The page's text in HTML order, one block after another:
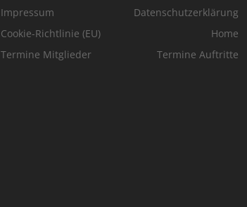
Impressum
Datenschutzerklärung
Cookie-Richtlinie (EU)
Home
Termine Mitglieder
Termine Auftritte